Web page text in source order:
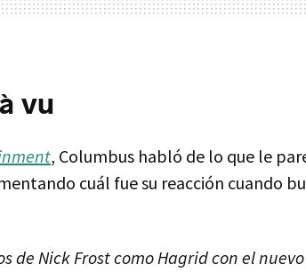
vu
, Columbus habló de lo que le
cuál fue su reacción cuando
de Nick Frost como Hagrid con el